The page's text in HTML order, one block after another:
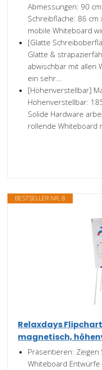
Abmessungen: 90
Schreibfläche: 86 cm
mobile Whiteboard
[Glatte
Glatte &
abwischbar mit allen
ein sehr...
[Höhenverstellbar]
Höhenverstellbar:
Solide Hardware
rollende Whiteboard
BESTSELLER NR. 8
Relaxdays
magnetisch,
Präsentieren:
Whiteboard